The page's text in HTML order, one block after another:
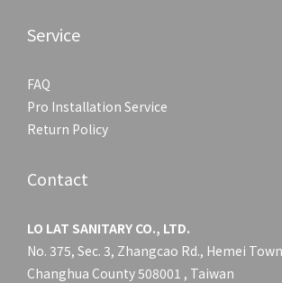
Service
FAQ
Pro Installation Service
Return Policy
Contact
LO LAT SANITARY CO., LTD.
No. 375, Sec. 3, Zhangcao Rd., Hemei
Changhua County 508001 , Taiwan